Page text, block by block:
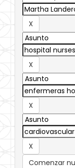
Comenzar